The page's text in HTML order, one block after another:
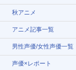
秋アニメ
アニメ記事一覧
男性声優/女性声優一覧
声優×レポート